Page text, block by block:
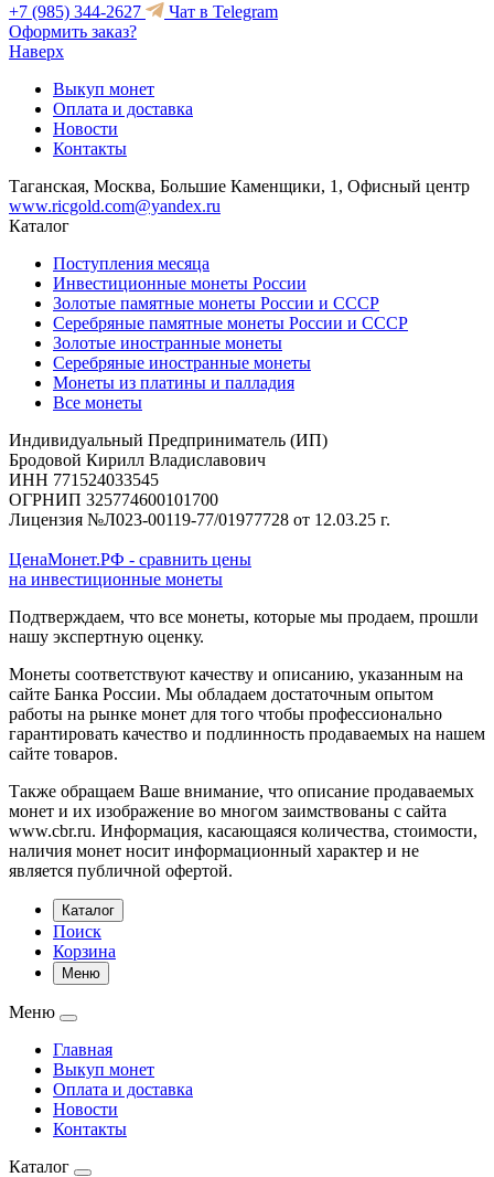
+7 (985) 344-2627
Чат в Telegram
Оформить заказ?
Наверх
Выкуп монет
Оплата и доставка
Новости
Контакты
Таганская, Москва, Большие Каменщики, 1, Офисный центр
www.ricgold.com@yandex.ru
Каталог
Поступления месяца
Инвестиционные монеты России
Золотые памятные монеты России и СССР
Серебряные памятные монеты России и СССР
Золотые иностранные монеты
Серебряные иностранные монеты
Монеты из платины и палладия
Все монеты
Индивидуальный Предприниматель (ИП)
Бродовой Кирилл Владиславович
ИНН 771524033545
ОГРНИП 325774600101700
Лицензия №Л023-00119-77/01977728 от 12.03.25 г.
ЦенаМонет.РФ - сравнить цены
на инвестиционные монеты
Подтверждаем, что все монеты, которые мы продаем, прошли
нашу экспертную оценку.
Монеты соответствуют качеству и описанию, указанным на
сайте Банка России. Мы обладаем достаточным опытом
работы на рынке монет для того чтобы профессионально
гарантировать качество и подлинность продаваемых на нашем
сайте товаров.
Также обращаем Ваше внимание, что описание продаваемых
монет и их изображение во многом заимствованы с сайта
www.cbr.ru. Информация, касающаяся количества, стоимости,
наличия монет носит информационный характер и не
является публичной офертой.
Каталог
Поиск
Корзина
Меню
Меню
Главная
Выкуп монет
Оплата и доставка
Новости
Контакты
Каталог